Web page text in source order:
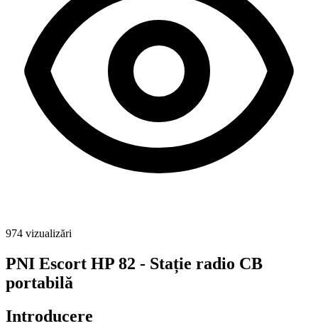
974 vizualizări
PNI Escort HP 82 - Stație radio CB
portabilă
Introducere